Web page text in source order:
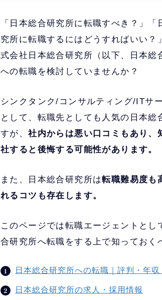
「日本総合研究所に転職すべき？」「
究所に転職するにはどうすればいい？
式会社日本総合研究所（以下、日本総
への転職を検討していませんか？
シンクタンク/コンサルティング/ITサ
として、転職先としても人気の日本総
すが、社内からは悪い口コミもあり、
社すると後悔する可能性があります。
また、日本総合研究所は転職難易度も
れるコツも存在します。
このページでは転職エージェントと
合研究所へ転職をする上で知っておく
日本総合研究所への転職｜評判・年
日本総合研究所の求人・採用情報